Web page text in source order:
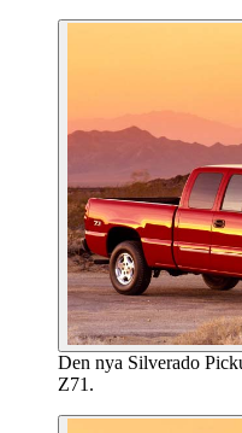
Den nya Silverado
Z71.